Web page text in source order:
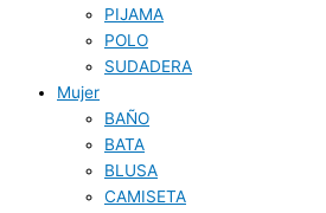
PIJAMA
POLO
SUDADERA
Mujer
BAÑO
BATA
BLUSA
CAMISETA